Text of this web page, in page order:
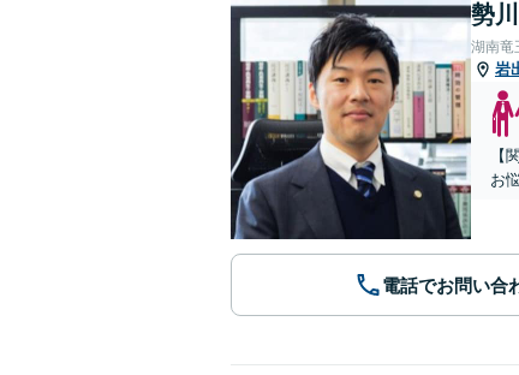
勢
湖南竜
岩
【
お
電話でお問い合